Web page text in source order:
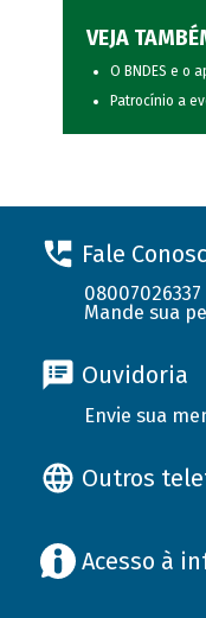
VEJA
O BNDES e o
Patrocínio a
Fale
08007026337
Mande sua
Ouvidoria
Envie sua
Outros
Acesso à